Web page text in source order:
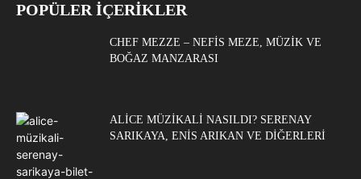
POPÜLER İÇERİKLER
CHEF MEZZE – NEFIS MEZE, MÜZIK VE
BOĞAZ MANZARASI
ALICE MÜZIKALI NASILDI? SERENAY
SARIKAYA, ENIS ARIKAN VE DIĞERLERI